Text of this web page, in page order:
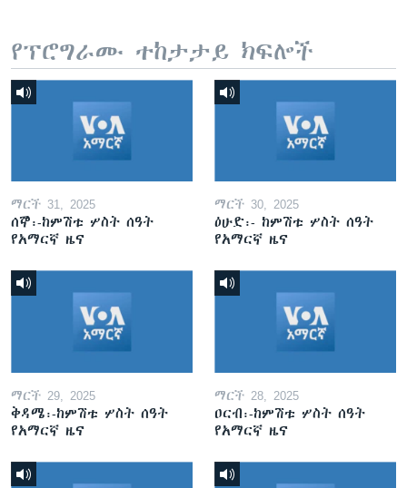
የፕሮግራሙ ተከታታይ ክፍሎች
ማርች 31, 2025
ሰኞ፡-ከምሽቱ ሦስት ሰዓት
የአማርኛ ዜና
ማርች 30, 2025
ዕሁድ፡- ከምሽቱ ሦስት ሰዓት
የአማርኛ ዜና
ማርች 29, 2025
ቅዳሜ፡-ከምሽቱ ሦስት ሰዓት
የአማርኛ ዜና
ማርች 28, 2025
ዐርብ፡-ከምሽቱ ሦስት ሰዓት
የአማርኛ ዜና